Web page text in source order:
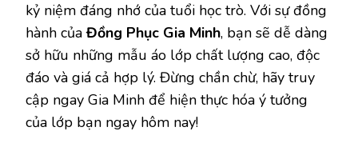
kỷ niệm đáng nhớ của tuổi học trò. Với sự đồng
hành củaĐồng Phục Gia Minh, bạn sẽ dễ dàng
sở hữu những mẫu áo lớp chất lượng cao, độc
đáo và giá cả hợp lý. Đừng chần chừ, hãy truy
cập ngay Gia Minh để hiện thực hóa ý tưởng
của lớp bạn ngay hôm nay!